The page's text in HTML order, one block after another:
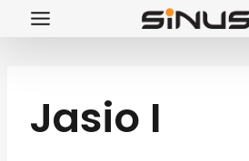
Przejdź
Jasio I